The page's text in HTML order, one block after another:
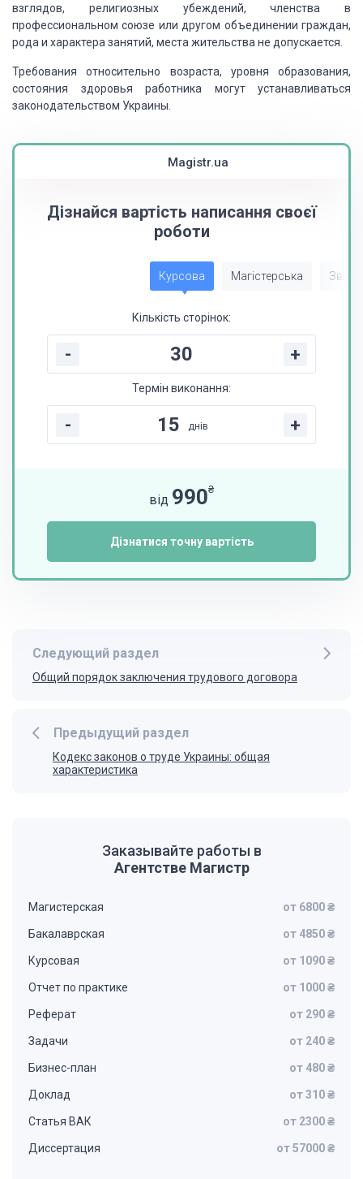
взглядов, религиозных убеждений, членства в
профессиональном союзе или другом объединении граждан,
рода и характера занятий, места жительства не допускается.
Требования относительно возраста, уровня образования,
состояния здоровья работника могут устанавливаться
законодательством Украины.
Magistr.ua
Дізнайся вартість написання своєї
роботи
Курсова Магістерська Звіт
Кількість сторінок:
- +
Термін виконання:
- днів +
від 990₴
Дізнатися точну вартість
Предыдущий раздел
Кодекс законов о труде Украины: общая
характеристика
Следующий раздел
Общий порядок заключения трудового договора
Заказывайте работы в
Агентстве Магистр
Магистерская от 6800 ₴
Бакалаврская от 4850 ₴
Курсовая от 1090 ₴
Отчет по практике от 1000 ₴
Реферат от 290 ₴
Задачи от 240 ₴
Бизнес-план от 480 ₴
Доклад от 310 ₴
Статья ВАК от 2300 ₴
Диссертация от 57000 ₴